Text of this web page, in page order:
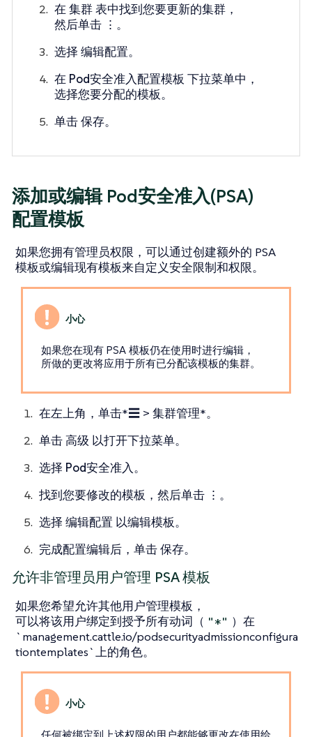
在集群表中找到您要更新的集群，
然后单击 ⋮ 。
选择编辑配置。
在 Pod安全准入配置模板 下拉菜单中，
选择您要分配的模板。
单击保存。
添加或编辑 Pod安全准入(PSA)
配置模板
如果您拥有管理员权限，可以通过创建额外的 PSA
模板或编辑现有模板来自定义安全限制和权限。
如果您在现有 PSA 模板仍在使用时进行编辑，
所做的更改将应用于所有已分配该模板的集群。
在左上角，单击*☰ > 集群管理*。
单击高级 以打开下拉菜单。
选择 Pod安全准入。
找到您要修改的模板，然后单击 ⋮ 。
选择 编辑配置 以编辑模板。
完成配置编辑后，单击保存。
允许非管理员用户管理 PSA 模板
如果您希望允许其他用户管理模板，
可以将该用户绑定到授予所有动词（ "*" ）在
`management.cattle.io/podsecurityadmissionconfigura
tiontemplates`上的角色。